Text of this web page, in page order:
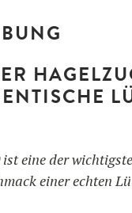
ist eine der
einer echten